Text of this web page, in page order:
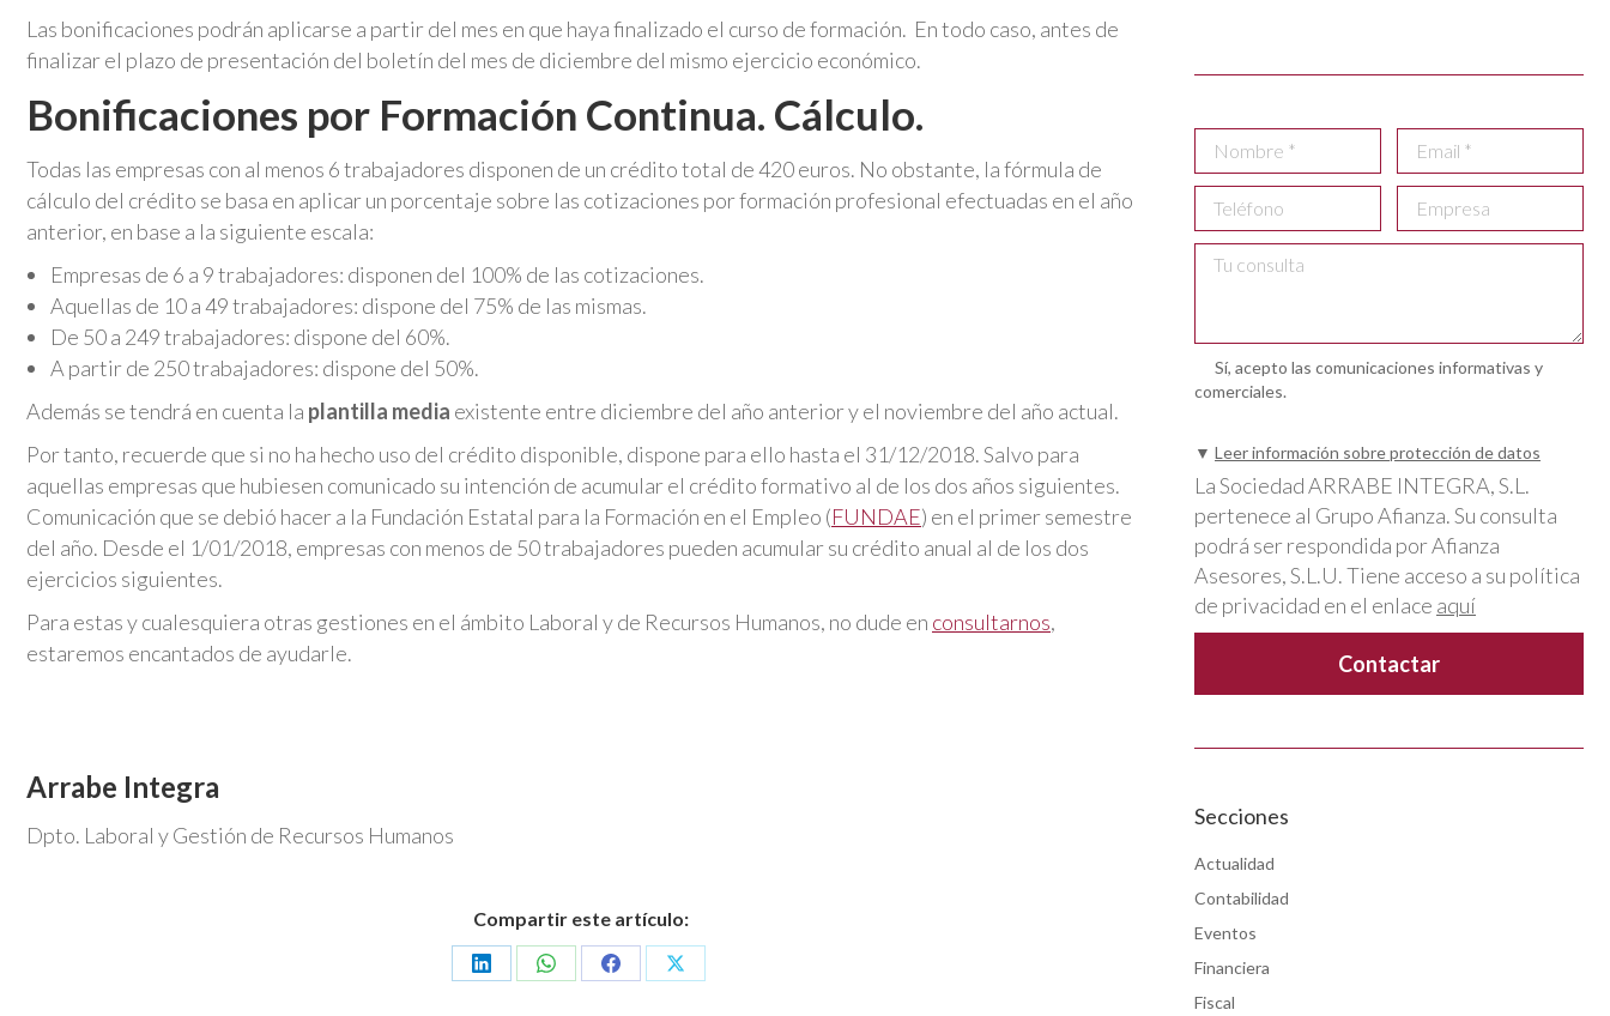
Las bonificaciones podrán aplicarse a partir del mes en que haya finalizado el curso de formación. En todo caso, antes de
finalizar el plazo de presentación del boletín del mes de diciembre del mismo ejercicio económico.
Bonificaciones por Formación Continua. Cálculo.
Todas las empresas con al menos 6 trabajadores disponen de un crédito total de 420 euros. No obstante, la fórmula de
cálculo del crédito se basa en aplicar un porcentaje sobre las cotizaciones por formación profesional efectuadas en el año
anterior, en base a la siguiente escala:
Empresas de 6 a 9 trabajadores: disponen del 100% de las cotizaciones.
Aquellas de 10 a 49 trabajadores: dispone del 75% de las mismas.
De 50 a 249 trabajadores: dispone del 60%.
A partir de 250 trabajadores: dispone del 50%.
Además se tendrá en cuenta la plantilla media existente entre diciembre del año anterior y el noviembre del año actual.
Por tanto, recuerde que si no ha hecho uso del crédito disponible, dispone para ello hasta el 31/12/2018. Salvo para
aquellas empresas que hubiesen comunicado su intención de acumular el crédito formativo al de los dos años siguientes.
Comunicación que se debió hacer a la Fundación Estatal para la Formación en el Empleo (FUNDAE) en el primer semestre
del año. Desde el 1/01/2018, empresas con menos de 50 trabajadores pueden acumular su crédito anual al de los dos
ejercicios siguientes.
Para estas y cualesquiera otras gestiones en el ámbito Laboral y de Recursos Humanos, no dude en consultarnos,
estaremos encantados de ayudarle.
Arrabe Integra
Dpto. Laboral y Gestión de Recursos Humanos
Compartir este artículo:
Share
Share
Share
Share
Sí, acepto las comunicaciones informativas y
comerciales.
▼ Leer información sobre protección de datos
La Sociedad ARRABE INTEGRA, S.L.
pertenece al Grupo Afianza. Su consulta
podrá ser respondida por Afianza
Asesores, S.L.U. Tiene acceso a su política
de privacidad en el enlace aquí
Secciones
Actualidad
Contabilidad
Eventos
Financiera
Fiscal